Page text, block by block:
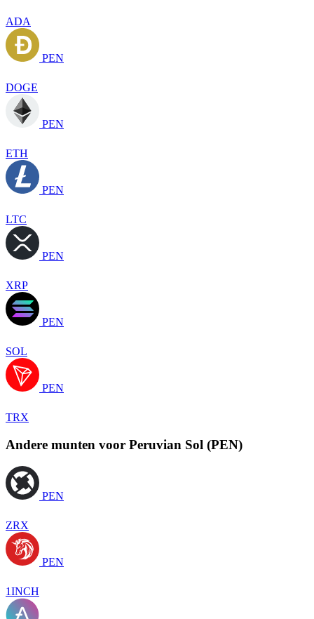
ADA
PEN
DOGE
PEN
ETH
PEN
LTC
PEN
XRP
PEN
SOL
PEN
TRX
Andere munten voor Peruvian Sol (PEN)
PEN
ZRX
PEN
1INCH